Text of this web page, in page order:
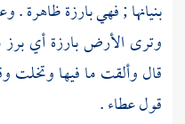
بنيانها ; فهي بارزة ظاهرة .
وترى الأرض بارزة أي برز
قال وألقت ما فيها وتخلت
قولعطاء.